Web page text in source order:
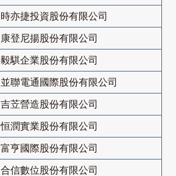
時亦捷投資股份有限公司
康登尼揚股份有限公司
毅騏企業股份有限公司
並聯電通國際股份有限公司
吉苙營造股份有限公司
恒潤實業股份有限公司
富亨國際股份有限公司
合信數位股份有限公司